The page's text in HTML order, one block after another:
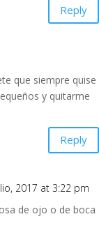
Reply
que siempre quise
y quitarme
Reply
2017 at 3:22 pm
de ojo o de boca